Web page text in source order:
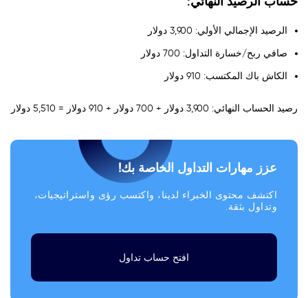
الرصيد الإجمالي الأولي: 3,900 دولار
صافي ربح/خسارة التداول: 700 دولار
الكاش باك المكتسب: 910 دولار
رصيد الحساب النهائي: 3,900 دولار + 700 دولار + 910 دولار = 5,510 دولار
عزز مهارات التداول الخاصة بك!
اكتشف محتوى الخبراء لدينا، واكتسب رؤى واستراتيجيات،
وتداول بثقة.
افتح حساب تداول